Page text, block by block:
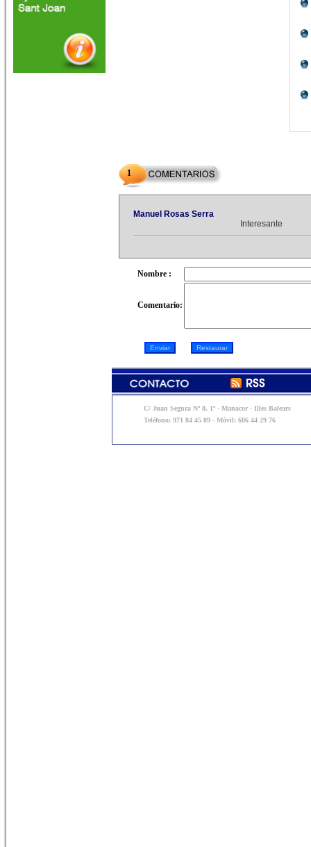
1
Manuel Rosas Serra
Interesante
Nombre :
Comentario:
C/ Juan Segura Nº 8, 1º - Manacor - Illes Balears
Teléfono: 971 84 45 89 - Móvil: 606 44 29 76